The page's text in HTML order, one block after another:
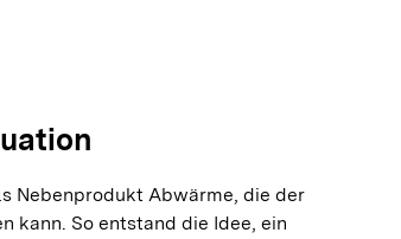
Nebenprodukt Abwärme, die der
kann. So entstand die Idee, ein